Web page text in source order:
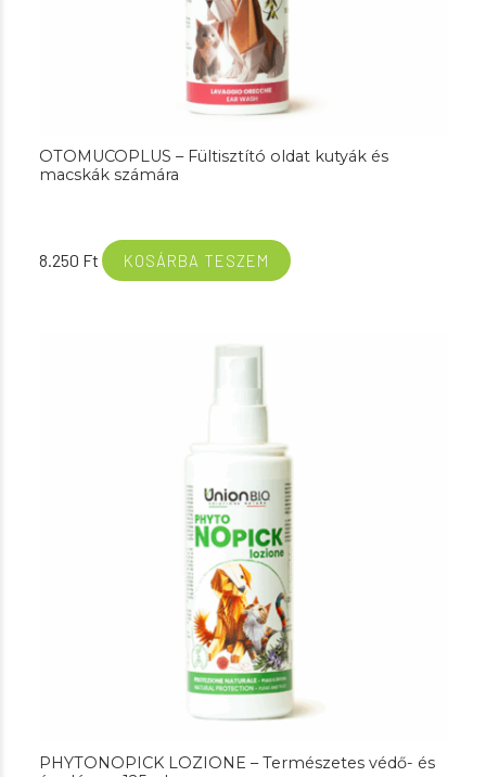
OTOMUCOPLUS – Fültisztító oldat kutyák és
macskák számára
8.250 Ft KOSÁRBA TESZEM
PHYTONOPICK LOZIONE – Természetes védő- és